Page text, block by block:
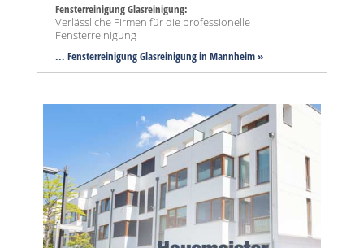
Fensterreinigung Glasreinigung:
Verlässliche Firmen für die professionelle
Fensterreinigung
... Fensterreinigung Glasreinigung in Mannheim »